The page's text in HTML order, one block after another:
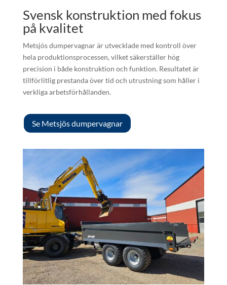
Svensk konstruktion med fokus
på kvalitet
Metsjös dumpervagnar är utvecklade med kontroll över
hela produktionsprocessen, vilket säkerställer hög
precision i både konstruktion och funktion. Resultatet är
tillförlitlig prestanda över tid och utrustning som håller i
verkliga arbetsförhållanden.
Se Metsjös dumpervagnar